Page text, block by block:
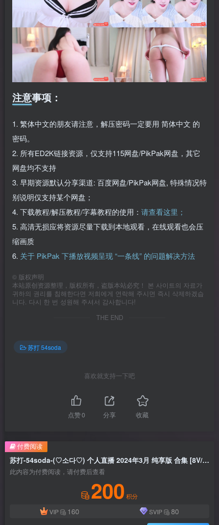
注意事项：
1. 繁体中文的朋友请注意，解压密码一定要用 简体中文 的
密码。
2. 所有ED2K链接资源，仅支持115网盘/PikPak网盘，其它
网盘均不支持
3. 早期资源默认分享渠道: 百度网盘/PikPak网盘, 特殊情况特
别说明仅支持某个网盘；
4. 下载教程/解压教程/字幕教程的使用： 请查看这里；
5. 高清无损应将资源尽量下载到本地观看，在线观看也会压
缩画质
6. 关于 PikPak 下播放视频呈现 “一条线” 的问题解决方法
© 版权声明
本站原创资源整理，版权所有，盗版本站必究！ 본 사이트의 자료가
귀하의 권리를 침해한다면 저희에게 연락해 주시면 즉시 삭제하겠습
니다. 다시 한 번 성원해 주셔서 감사합니다!
THE END
苏打 54soda
喜欢就支持一下吧
点赞0 分享 收藏
苏打-54soda-(♡소다♡) 个人直播 2024年3月 纯享版 合集 [8V/10.1G]
此内容为付费阅读，请付费后查看
200 积分
VIP
160 SVIP 80
付费阅读